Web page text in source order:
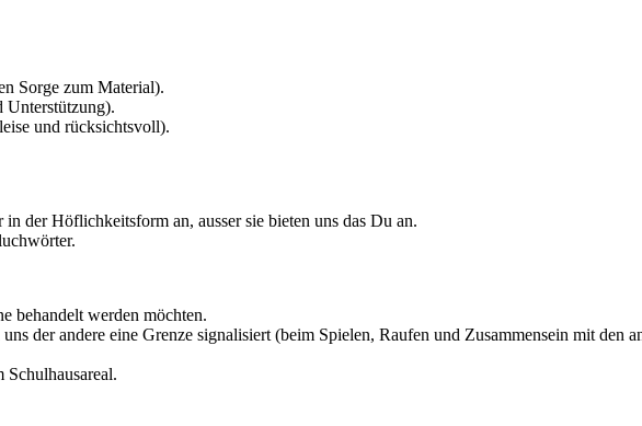
Sorge zum Material).
Unterstützung).
und rücksichtsvoll).
der Höflichkeitsform an, ausser sie bieten uns das Du an.
behandelt werden möchten.
der andere eine Grenze signalisiert (beim Spielen, Raufen und Zusammensein mit den
Schulhausareal.